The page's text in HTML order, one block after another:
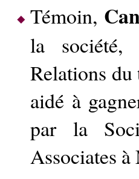
Témoin,
la société,
Relations
aidé à
par la
Associates